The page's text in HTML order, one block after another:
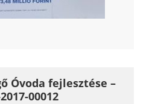
Óvoda fejlesztése –
00012